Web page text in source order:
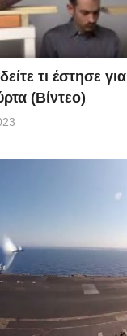
τι έστησε
(Βίντεο)